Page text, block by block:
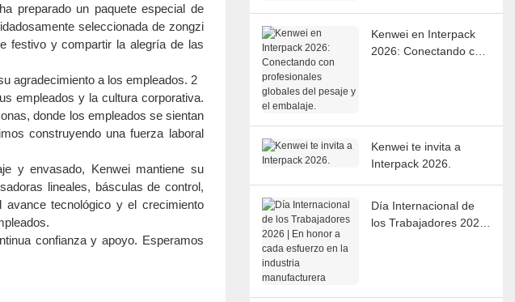
preparado un paquete especial de
seleccionada de zongzi
festivo y compartir la alegría de las
empleados y la cultura corporativa.
donde los empleados se sientan
construyendo una fuerza laboral
y envasado, Kenwei mantiene su
lineales, básculas de control,
tecnológico y el crecimiento
confianza y apoyo. Esperamos
Kenwei en Interpack
2026: Conectando con
Kenwei te invita a
Interpack 2026.
Día Internacional de
los Trabajadores 2026